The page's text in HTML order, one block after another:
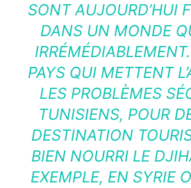
SONT AUJOURD’HUI
DANS UN MONDE
PAYS QUI METTENT
LES PROBLÈMES
TUNISIENS, POUR
DESTINATION
BIEN NOURRI LE
EXEMPLE, EN SYRIE